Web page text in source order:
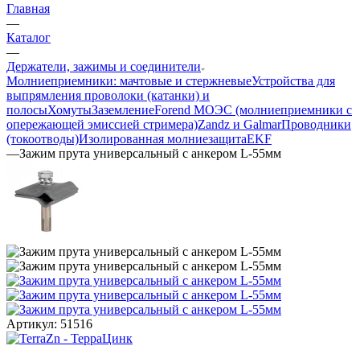
Главная
—
Каталог
—
Держатели, зажимы и соединители
Молниеприемники: мачтовые и стержневыеУстройства для
выпрямления проволоки (катанки) и
полосыХомутыЗаземлениеForend МОЭС (молниеприемники с
опережающей эмиссией стримера)Zandz и GalmarПроводники
(токоотводы)Изолированная молниезащитаEKF
—Зажим прута универсальный с анкером L-55мм
Артикул: 51516